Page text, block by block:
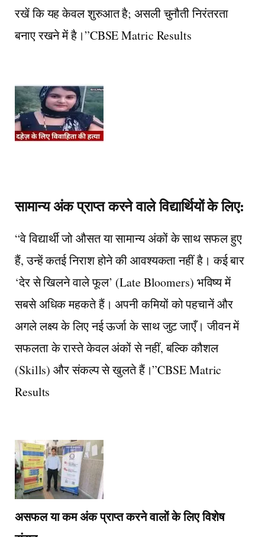
रखें कि यह केवल शुरुआत है; असली चुनौती निरंतरता
बनाए रखने में है।”CBSE Matric Results
​सामान्य अंक प्राप्त करने वाले विद्यार्थियों के लिए:
“वे विद्यार्थी जो औसत या सामान्य अंकों के साथ सफल हुए
हैं, उन्हें कतई निराश होने की आवश्यकता नहीं है। कई बार
‘देर से खिलने वाले फूल’ (Late Bloomers) भविष्य में
सबसे अधिक महकते हैं। अपनी कमियों को पहचानें और
अगले लक्ष्य के लिए नई ऊर्जा के साथ जुट जाएँ। जीवन में
सफलता के रास्ते केवल अंकों से नहीं, बल्कि कौशल
(Skills) और संकल्प से खुलते हैं।”CBSE Matric
Results
​असफल या कम अंक प्राप्त करने वालों के लिए विशेष